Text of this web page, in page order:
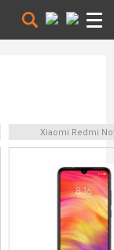
Xiaomi Redmi